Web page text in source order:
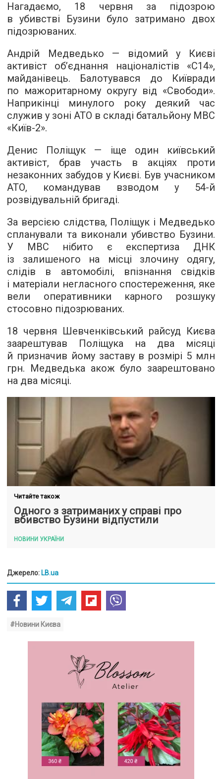
Нагадаємо, 18 червня за підозрою
в убивстві Бузини було затримано двох
підозрюваних.
Андрій Медведько — відомий у Києві
активіст об’єднання націоналістів «С14»,
майданівець. Балотувався до Київради
по мажоритарному округу від «Свободи».
Наприкінці минулого року деякий час
служив у зоні АТО в складі батальйону МВС
«Київ-2».
Денис Поліщук — іще один київський
активіст, брав участь в акціях проти
незаконних забудов у Києві. Був учасником
АТО, командував взводом у 54-й
розвідувальній бригаді.
За версією слідства, Поліщук і Медведько
спланували та виконали убивство Бузини.
У МВС нібито є експертиза ДНК
із залишеного на місці злочину одягу,
слідів в автомобілі, впізнання свідків
і матеріали негласного спостереження, яке
вели оперативники карного розшуку
стосовно підозрюваних.
18 червня Шевченківський райсуд Києва
заарештував Поліщука на два місяці
й призначив йому заставу в розмірі 5 млн
грн. Медведька акож було заарештовано
на два місяці.
Читайте також
Одного з затриманих у справі про
вбивство Бузини відпустили
НОВИНИ УКРАЇНИ
Джерело: LB.ua
#Новини Києва